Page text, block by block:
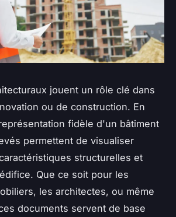
jouent un rôle clé dans
ou de construction. En
fidèle d'un bâtiment
permettent de visualiser
structurelles et
Que ce soit pour les
les architectes, ou même
documents servent de base